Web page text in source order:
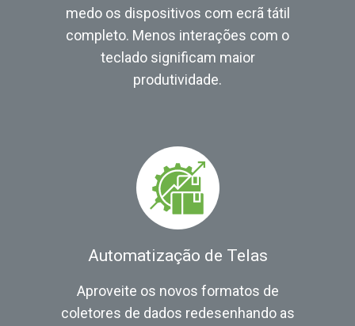
medo os dispositivos com ecrã tátil
completo. Menos interações com o
teclado significam maior
produtividade.
Automatização de Telas
Aproveite os novos formatos de
coletores de dados redesenhando as